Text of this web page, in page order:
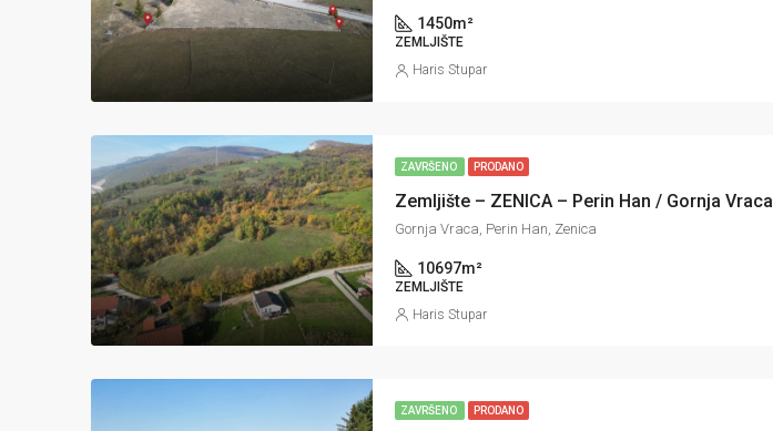
1450m²
ZEMLJIŠTE
Haris Stupar
ZAVRŠENO PRODANO
Zemljište – ZENICA – Perin Han / Gornja Vraca
Gornja Vraca, Perin Han, Zenica
10697m²
ZEMLJIŠTE
Haris Stupar
ZAVRŠENO PRODANO